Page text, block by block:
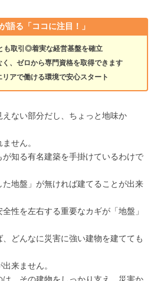
語る 「ココに注目！」
も取引◎着実な経営基盤を確立
く、ゼロから専門資格を取得できます
リアで働ける環境で安心スタート
えない部分だし、ちょっと地味か
せん。
知る有名建築を手掛けているわけで
地盤」が無ければ建てることが出来
性を左右する重要なカギが「地盤」
どんなに災害に強い建物を建てても
来ません。